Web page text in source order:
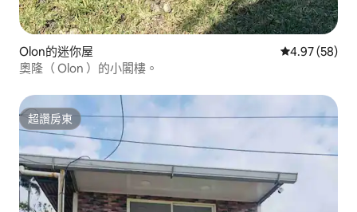
Olon的迷你屋 從 58 則評價
4.97 (58)
奧隆（ Olon ）的小閣樓。
超讚房東
超讚房東